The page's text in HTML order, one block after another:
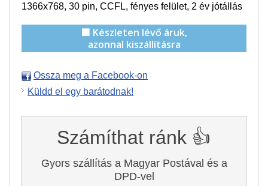
1366x768, 30 pin, CCFL, fényes felület, 2 év jótállás
🟩 Készleten lévő áruk,
azonnal kiszállításra
Ossza meg a Facebook-on
Küldd el egy barátodnak!
Számíthat ránk 👍
Gyors szállítás a Magyar Postával és a
DPD-vel